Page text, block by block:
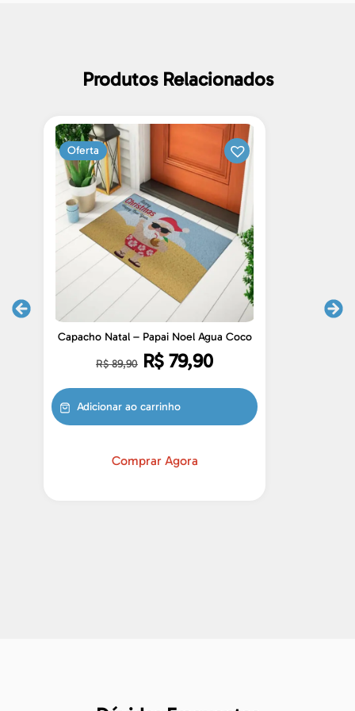
Produtos Relacionados
Oferta
Capacho Natal – Papai Noel Agua Coco
R$89,90 R$ 79,90
Adicionar ao carrinho
Comprar Agora